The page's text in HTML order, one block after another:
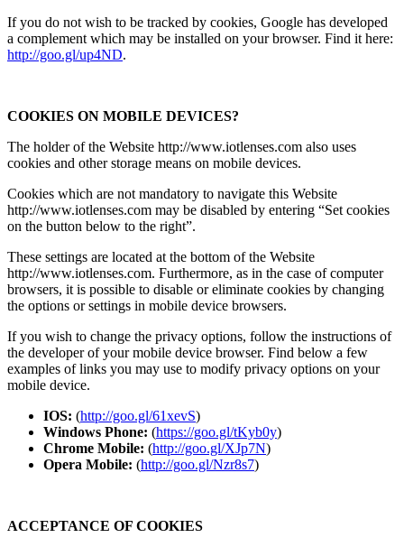
If you do not wish to be tracked by cookies, Google has developed
a complement which may be installed on your browser. Find it here:
http://goo.gl/up4ND.
COOKIES ON MOBILE DEVICES?
The holder of the Website http://www.iotlenses.com also uses
cookies and other storage means on mobile devices.
Cookies which are not mandatory to navigate this Website
http://www.iotlenses.com may be disabled by entering “Set cookies
on the button below to the right”.
These settings are located at the bottom of the Website
http://www.iotlenses.com. Furthermore, as in the case of computer
browsers, it is possible to disable or eliminate cookies by changing
the options or settings in mobile device browsers.
If you wish to change the privacy options, follow the instructions of
the developer of your mobile device browser. Find below a few
examples of links you may use to modify privacy options on your
mobile device.
IOS: (http://goo.gl/61xevS)
Windows Phone: (https://goo.gl/tKyb0y)
Chrome Mobile: (http://goo.gl/XJp7N)
Opera Mobile: (http://goo.gl/Nzr8s7)
ACCEPTANCE OF COOKIES